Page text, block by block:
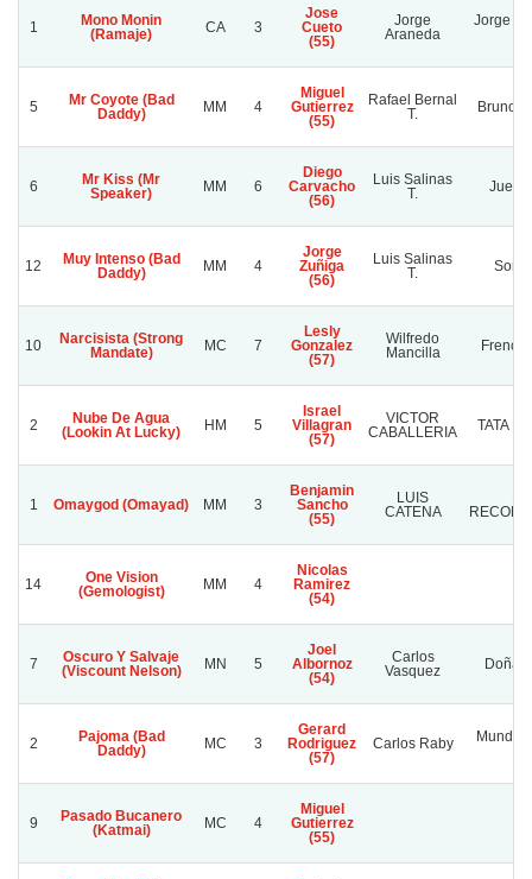
1
Mono Monin
(Ramaje)
CA 3
Jose
Cueto
(55)
Jorge
Araneda
Jorge
5
Mr Coyote (Bad
Daddy)
MM 4
Miguel
Gutierrez
(55)
Rafael Bernal
T.
Bruno
6
Mr Kiss (Mr
Speaker)
MM 6
Diego
Carvacho
(56)
Luis Salinas
T.
12
Muy Intenso (Bad
Daddy)
MM 4
Jorge
Zuñiga
(56)
Luis Salinas
T.
10
Narcisista (Strong
Mandate)
MC 7
Lesly
Gonzalez
(57)
Wilfredo
Mancilla
French
2
Nube De Agua
(Lookin At Lucky)
HM 5
Israel
Villagran
(57)
VICTOR
CABALLERIA
TATA
1 Omaygod (Omayad) MM 3
Benjamin
Sancho
(55)
LUIS
CATENA
14
One Vision
(Gemologist)
MM 4
Nicolas
Ramirez
(54)
7
Oscuro Y Salvaje
(Viscount Nelson)
MN 5
Joel
Albornoz
(54)
Carlos
Vasquez
Doña
2
Pajoma (Bad
Daddy)
MC 3
Gerard
Rodriguez
(57)
Carlos Raby
Mundo
9
Pasado Bucanero
(Katmai)
MC 4
Miguel
Gutierrez
(55)